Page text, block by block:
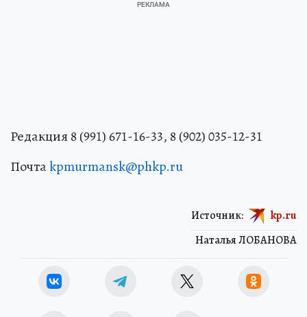
Редакция 8 (991) 671-16-33, 8 (902) 035-12-31
Почтаkpmurmansk@phkp.ru
Наталья ЛОБАНОВА
Источник: kp.ru